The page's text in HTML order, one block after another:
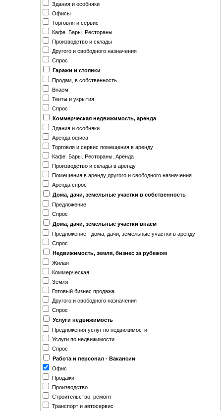
Здания и особняки
Офисы
Торговля и сервис
Кафе. Бары. Реcтораны
Производство и склады
Другого и свободного назначения
Спрос
Гаражи и стоянки
Продам, в собственность
Внаем
Тенты и укрытия
Спрос
Коммерческая недвижимость, аренда
Здания и особняки
Аренда офиса
Торговля и сервис помещения в аренду
Кафе. Бары. Реcтораны. Аренда
Производство и склады в аренду
Помещения в аренду другого и свободного назначения
Аренда спрос
Дома, дачи, земельные участки в собственность
Предложение
Спрос
Дома, дачи, земельные участки внаем
Предложение - дома, дачи, земельные участки в аренду
Спрос
Недвижимость, земля, бизнес за рубежом
Жилая
Коммерческая
Земля
Готовый бизнес продажа
Другого и свободного назначения
Спрос
Услуги недвижимость
Предложения услуг по недвижимости
Услуги по недвижимости
Спрос
Работа и персонал - Вакансии
Офис
Продажи
Производство
Строительство, ремонт
Транспорт и автосервис